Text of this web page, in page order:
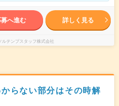
へ進む 詳しく見る
ルテンプスタッフ株式会社
らない部分はその時解